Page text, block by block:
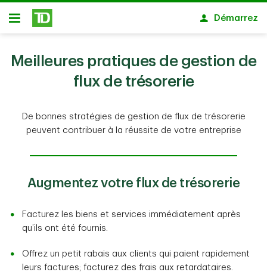
Passer au contenu principal
Ouvert
Démarrez
Meilleures pratiques de gestion de
flux de trésorerie
De bonnes stratégies de gestion de flux de trésorerie
peuvent contribuer à la réussite de votre entreprise
Augmentez votre flux de trésorerie
Facturez les biens et services immédiatement après
qu’ils ont été fournis.
Offrez un petit rabais aux clients qui paient rapidement
leurs factures; facturez des frais aux retardataires.